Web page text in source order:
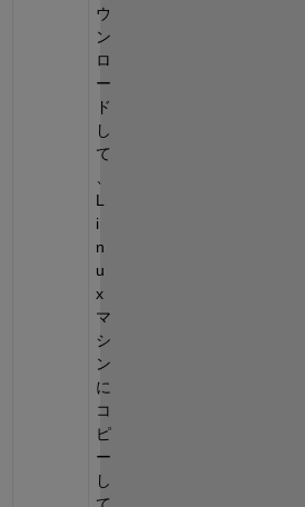
ウ
ン
ロ
ー
ド
し
て
L
i
n
u
x
マ
シ
ン
に
コ
ピ
ー
し
て